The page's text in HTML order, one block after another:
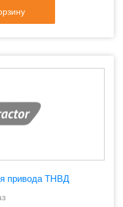
привода ТНВД